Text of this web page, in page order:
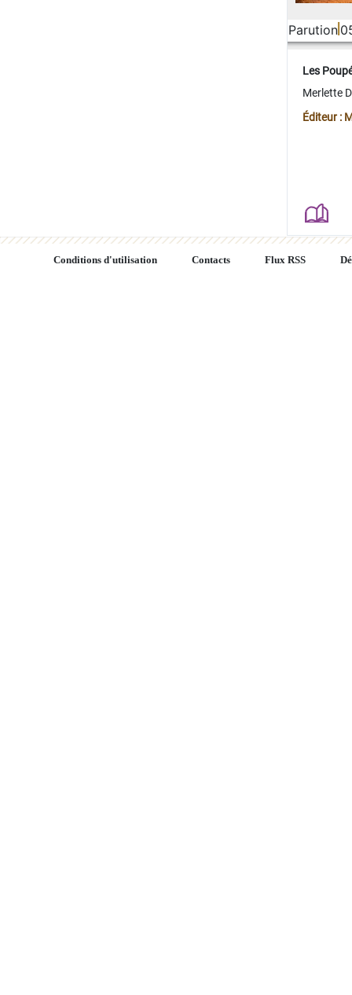
Parution
Les
Merlette
Éditeur :
Conditions d'utilisation Contacts Flux RSS